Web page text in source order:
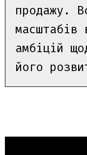
продажу.
масштабів
амбіцій
його